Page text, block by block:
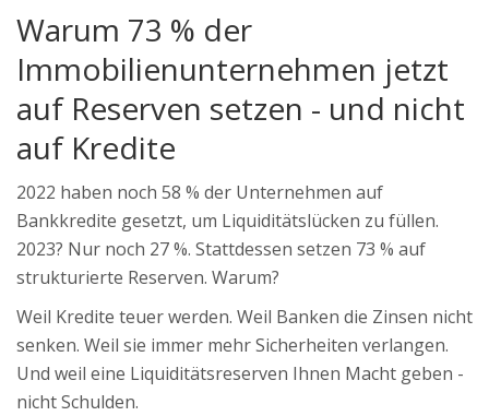
Warum 73 % der
Immobilienunternehmen jetzt
auf Reserven setzen - und nicht
auf Kredite
2022 haben noch 58 % der Unternehmen auf
Bankkredite gesetzt, um Liquiditätslücken zu füllen.
2023? Nur noch 27 %. Stattdessen setzen 73 % auf
strukturierte Reserven. Warum?
Weil Kredite teuer werden. Weil Banken die Zinsen nicht
senken. Weil sie immer mehr Sicherheiten verlangen.
Und weil eine Liquiditätsreserven Ihnen Macht geben -
nicht Schulden.